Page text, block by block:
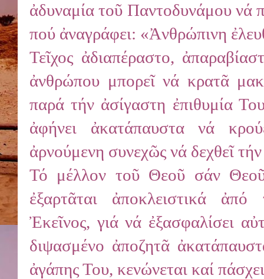
ἀδυναμία τοῦ Παντοδυνάμου νά
πού ἀναγράφει: «Ἀνθρώπινη
Τεῖχος ἀδιαπέραστο,
ἀνθρώπου μπορεῖ νά κρατᾶ
παρά τήν ἀσίγαστη ἐπιθυμία
ἀφήνει ἀκατάπαυστα νά
ἀρνούμενη συνεχῶς νά δεχθεῖ
Τό μέλλον τοῦ Θεοῦ σάν Θεοῦ
ἐξαρτᾶται ἀποκλειστικά
Ἐκεῖνος, γιά νά ἐξασφαλίσει
διψασμένο ἀποζητᾶ
ἀγάπης Του, κενώνεται καί